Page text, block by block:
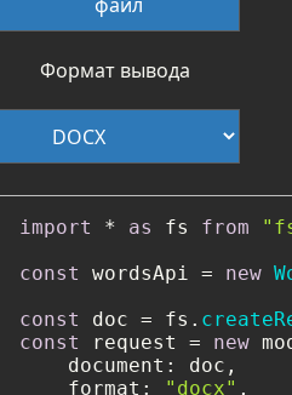
Формат вывода
import * as fs from
const
wordsApi = new
const
doc = fs.
const
request = new
document : doc,
format : "docx" ,